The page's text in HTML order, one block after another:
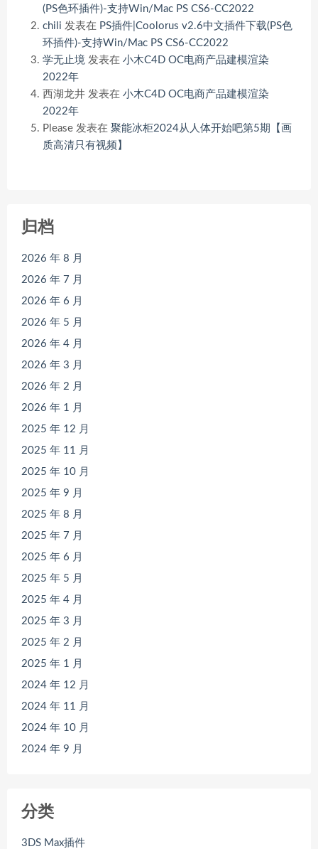
(PS色环插件)-支持Win/Mac PS CS6-CC2022
chili 发表在 PS插件|Coolorus v2.6中文插件下载(PS色
环插件)-支持Win/Mac PS CS6-CC2022
学无止境 发表在 小木C4D OC电商产品建模渲染
2022年
西湖龙井 发表在 小木C4D OC电商产品建模渲染
2022年
Please 发表在 聚能冰柜2024从人体开始吧第5期【画
质高清只有视频】
归档
2026 年 8 月
2026 年 7 月
2026 年 6 月
2026 年 5 月
2026 年 4 月
2026 年 3 月
2026 年 2 月
2026 年 1 月
2025 年 12 月
2025 年 11 月
2025 年 10 月
2025 年 9 月
2025 年 8 月
2025 年 7 月
2025 年 6 月
2025 年 5 月
2025 年 4 月
2025 年 3 月
2025 年 2 月
2025 年 1 月
2024 年 12 月
2024 年 11 月
2024 年 10 月
2024 年 9 月
分类
3DS Max插件